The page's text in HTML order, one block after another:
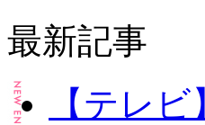
最新記事
【テレ